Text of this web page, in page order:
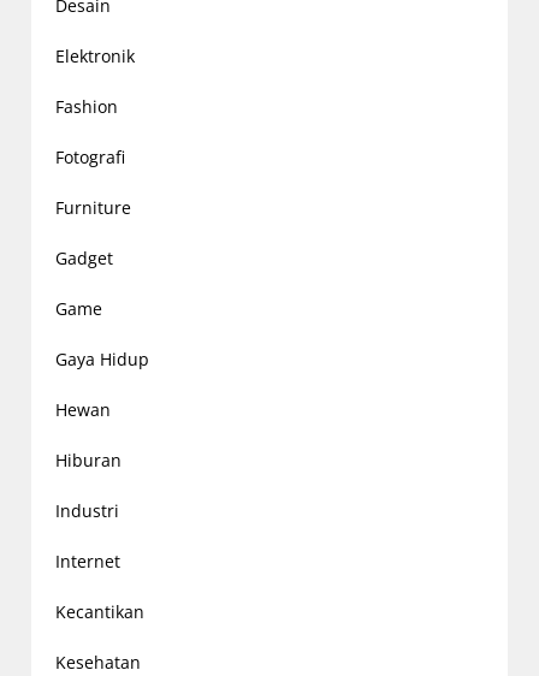
Desain
Elektronik
Fashion
Fotografi
Furniture
Gadget
Game
Gaya Hidup
Hewan
Hiburan
Industri
Internet
Kecantikan
Kesehatan